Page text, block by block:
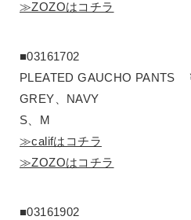
≫ZOZOはコチラ
■03161702
PLEATED GAUCHO PANTS
GREY、NAVY
S、M
≫califはコチラ
≫ZOZOはコチラ
■03161902